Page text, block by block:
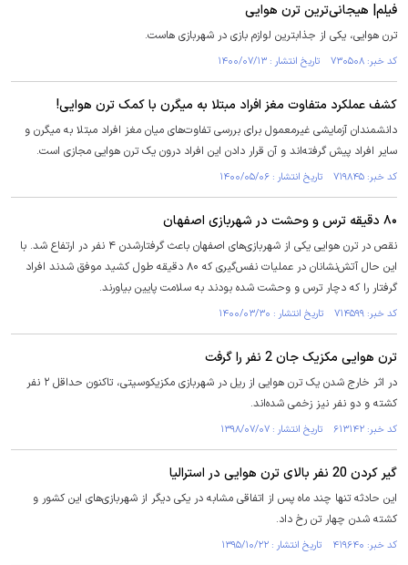
فیلم| هیجانی‌ترین ترن هوایی
ترن هوایی، یکی از جذابترین لوازم بازی در شهربازی هاست.
کد خبر: ۷۳۰۵۰۸ تاریخ انتشار : ۱۴۰۰/۰۷/۱۳
کشف عملکرد متفاوت مغز افراد مبتلا به میگرن با کمک ترن هوایی!
دانشمندان آزمایشی غیرمعمول برای بررسی تفاوت‌های میان مغز افراد مبتلا به میگرن و
سایر افراد پیش گرفته‌اند و آن قرار دادن این افراد درون یک ترن هوایی مجازی است.
کد خبر: ۷۱۹۸۴۵ تاریخ انتشار : ۱۴۰۰/۰۵/۰۶
۸۰ دقیقه ترس و وحشت در شهربازی اصفهان
نقص در ترن هوایی یکی از شهربازی‌های اصفهان باعث گرفتارشدن ۴ نفر در ارتفاع شد. با
این حال آتش‌نشانان در عملیات نفس‌گیری که ۸۰ دقیقه طول کشید موفق شدند افراد
گرفتار را که دچار ترس و وحشت شده بودند به سلامت پایین بیاورند.
کد خبر: ۷۱۴۵۹۹ تاریخ انتشار : ۱۴۰۰/۰۳/۳۰
ترن هوایی مکزیک جان 2 نفر را گرفت
در اثر خارج شدن یک ترن هوایی از ریل در شهربازی مکزیکوسیتی، تاکنون حداقل ۲ نفر
کشته و دو نفر نیز زخمی شده‌اند.
کد خبر: ۶۱۳۱۴۲ تاریخ انتشار : ۱۳۹۸/۰۷/۰۷
گیر کردن 20 نفر بالای ترن هوایی در استرالیا
این حادثه تنها چند ماه پس از اتفاقی مشابه در یکی دیگر از شهربازی‌های این کشور و
کشته شدن چهار تن رخ داد.
کد خبر: ۴۱۹۶۴۰ تاریخ انتشار : ۱۳۹۵/۱۰/۲۲